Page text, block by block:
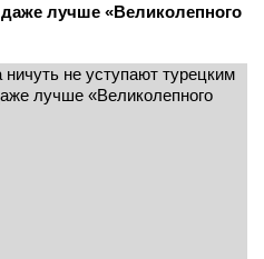
даже лучше «Великолепного